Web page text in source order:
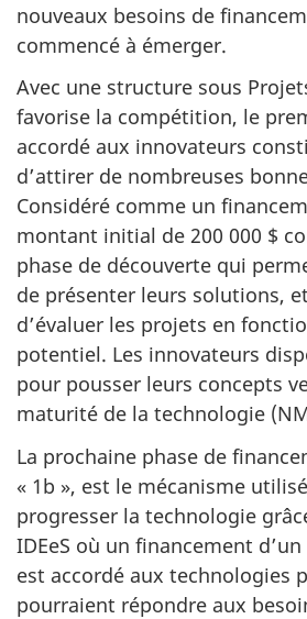
nouveaux besoins de
commencé à émerger.
Avec une structure sous
favorise la compétition, le
accordé aux innovateurs
d’attirer de nombreuses
Considéré comme un
montant initial de 200 000 $
phase de découverte qui
de présenter leurs solutions,
d’évaluer les projets en
potentiel. Les innovateurs
pour pousser leurs concepts
maturité de la technologie
La prochaine phase de
« 1b », est le mécanisme
progresser la technologie
IDEeS où un financement
est accordé aux technologies
pourraient répondre aux